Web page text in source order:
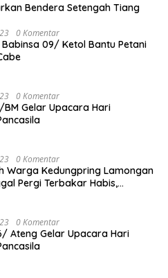
Bendera Setengah Tiang
0 Komentar
09/ Ketol Bantu Petani
0 Komentar
BM Gelar Upacara Hari
0 Komentar
Warga Kedungpring Lamongan
Pergi Terbakar Habis,
0 Komentar
Ateng Gelar Upacara Hari